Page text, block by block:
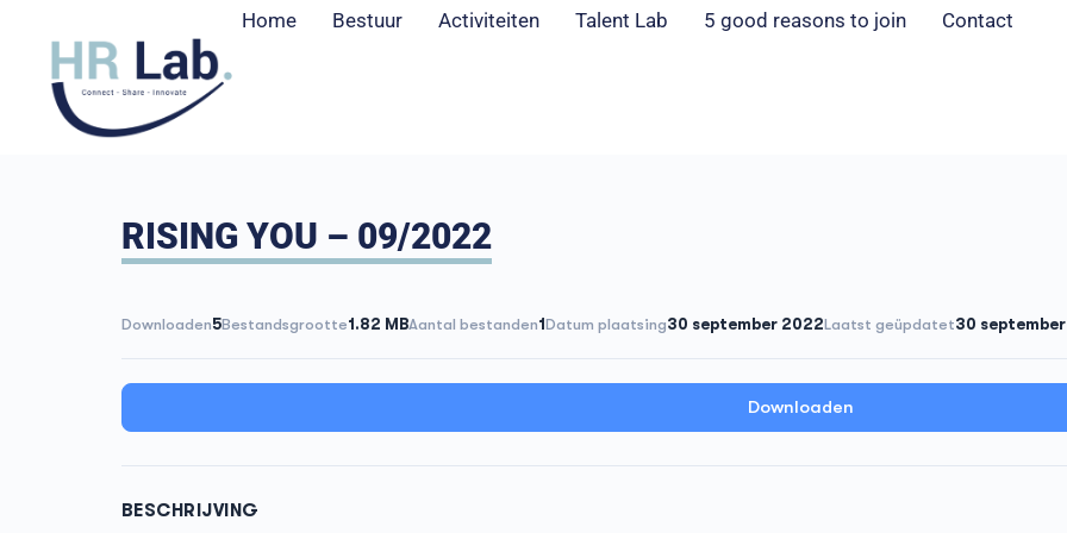
Home Bestuur Activiteiten Talent Lab 5 good reasons to join Contact
RISING YOU – 09/2022
Downloaden5Bestandsgrootte1.82 MBAantal bestanden1Datum plaatsing30 september 2022Laatst geüpdatet30
Downloaden
BESCHRIJVING